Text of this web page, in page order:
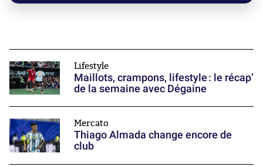
Lifestyle
Maillots, crampons, lifestyle : le récap’
de la semaine avec Dégaine
Mercato
Thiago Almada change encore de
club